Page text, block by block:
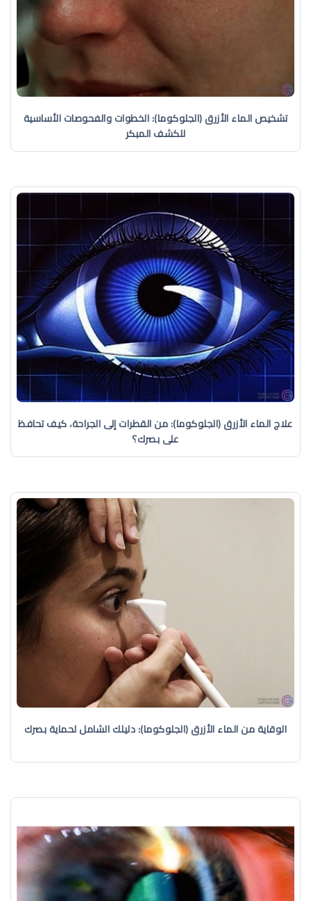
تشخيص الماء الأزرق (الجلوكوما): الخطوات والفحوصات الأساسية
للكشف المبكر
علاج الماء الأزرق (الجلوكوما): من القطرات إلى الجراحة، كيف تحافظ
على بصرك؟
الوقاية من الماء الأزرق (الجلوكوما): دليلك الشامل لحماية بصرك